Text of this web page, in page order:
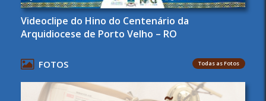
Videoclipe do Hino do Centenário da
Arquidiocese de Porto Velho – RO
FOTOS Todas as Fotos